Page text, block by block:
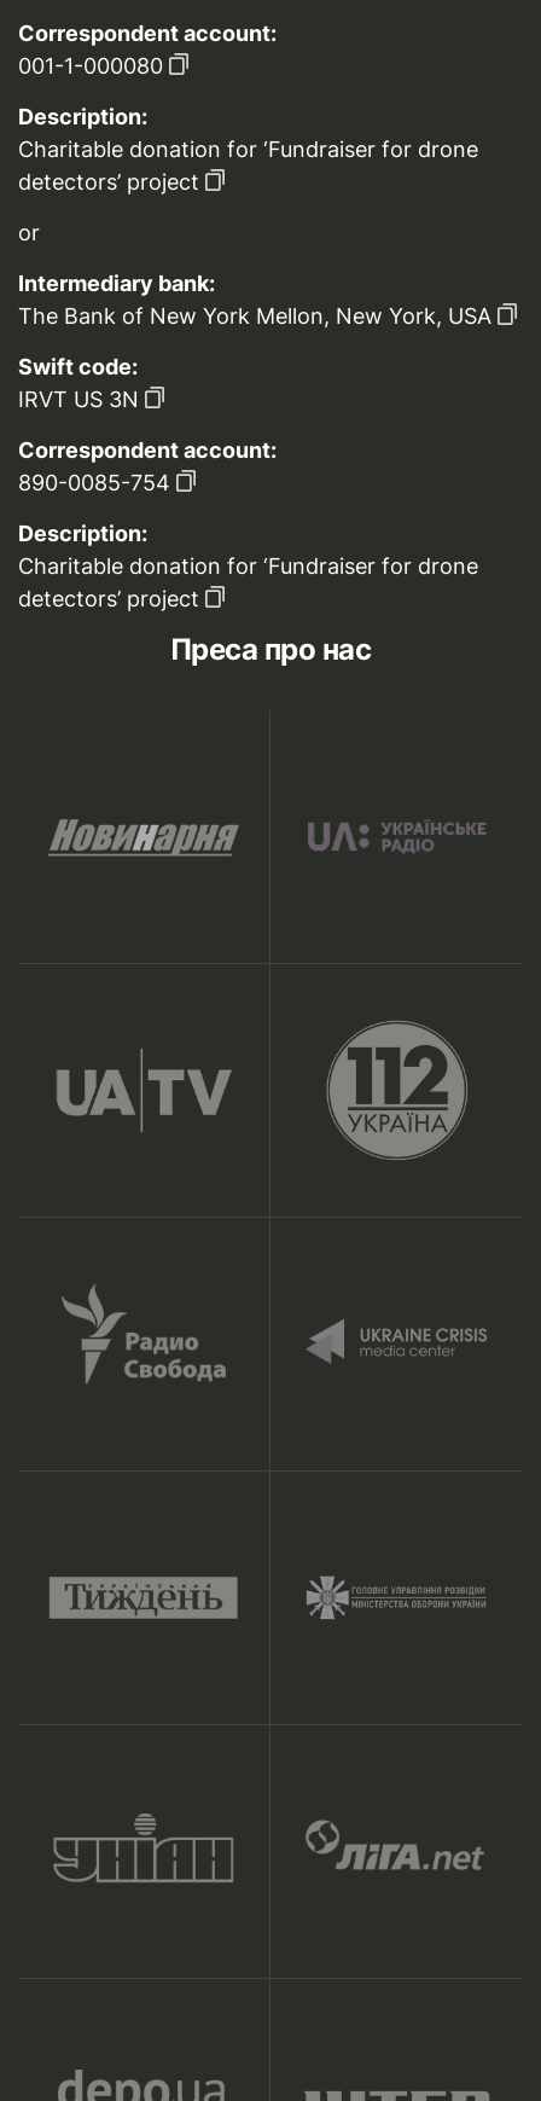
Correspondent account:
001-1-000080
Description:
Charitable donation for ‘Fundraiser for drone
detectors’ project
or
Intermediary bank:
The Bank of New York Mellon, New York, USA
Swift code:
IRVT US 3N
Correspondent account:
890-0085-754
Description:
Charitable donation for ‘Fundraiser for drone
detectors’ project
Преса про нас